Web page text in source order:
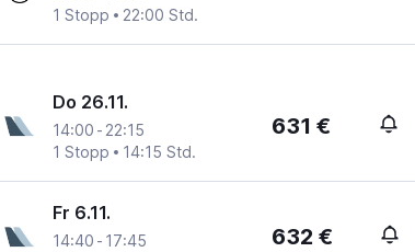
1 Stopp
22:00 Std.
Do 26.11.
14:00 - 22:15
1 Stopp
14:15 Std.
631 €
Fr 6.11.
14:40 - 17:45
632 €